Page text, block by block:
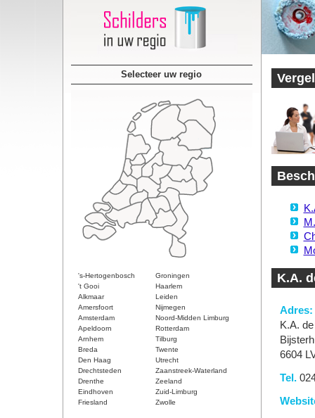
Selecteer uw regio
's-Hertogenbosch
Groningen
't Gooi
Haarlem
Alkmaar
Leiden
Amersfoort
Nijmegen
Amsterdam
Noord-Midden Limburg
Apeldoorn
Rotterdam
Arnhem
Tilburg
Breda
Twente
Den Haag
Utrecht
Drechtsteden
Zaanstreek-Waterland
Drenthe
Zeeland
Eindhoven
Zuid-Limburg
Friesland
Zwolle
K.A.
Adres:
K.A.
6604
Tel.